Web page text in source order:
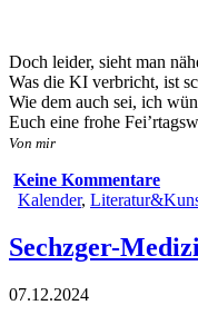
Doch leider, sieht man
Was die KI verbricht, ist
Wie dem auch sei, ich
Euch eine frohe
Von mir
Keine Kommentare
Kalender,
Sechzger-
07.12.2024